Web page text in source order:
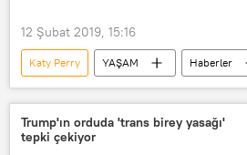
12 Şubat 2019, 15:16
Katy Perry YAŞAM
Haberler
blackface
Irkçılık
Trump'ın orduda 'trans birey yasağı'
tepki çekiyor